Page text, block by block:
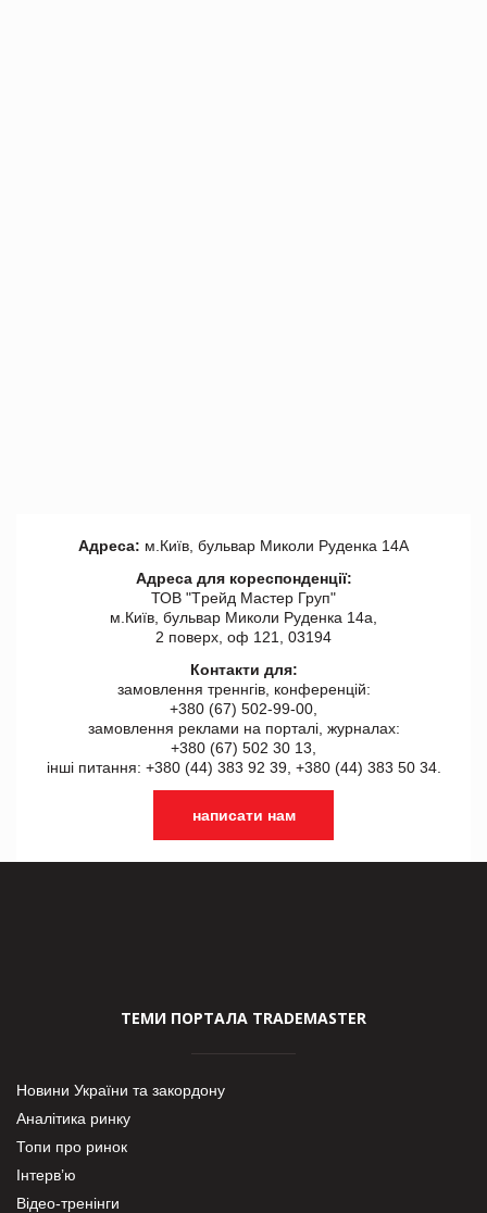
Адреса: м.Київ, бульвар Миколи Руденка 14А
Адреса для кореспонденції:
ТОВ "Tрейд Мастер Груп"
м.Київ, бульвар Миколи Руденка 14а,
2 поверх, оф 121, 03194
Контакти для:
замовлення треннгів, конференцій:
+380 (67) 502-99-00,
замовлення реклами на порталі, журналах:
+380 (67) 502 30 13,
інші питання: +380 (44) 383 92 39, +380 (44) 383 50 34.
написати нам
ТЕМИ ПОРТАЛА TRADEMASTER
Новини України та закордону
Аналітика ринку
Топи про ринок
Інтерв’ю
Відео-тренінги